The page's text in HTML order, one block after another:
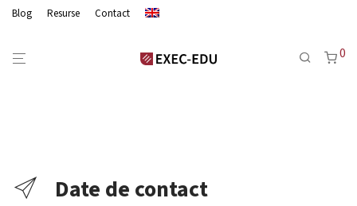
Blog Resurse Contact
0
Date de contact